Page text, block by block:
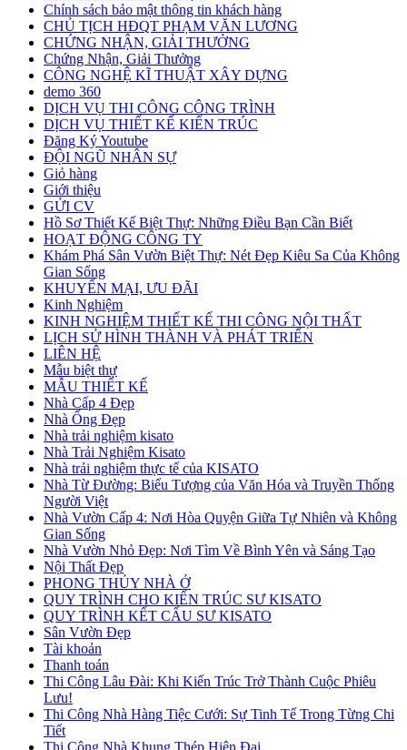
Chính sách bảo mật thông tin khách hàng
CHỦ TỊCH HĐQT PHẠM VĂN LƯƠNG
CHỨNG NHẬN, GIẢI THƯỞNG
Chứng Nhận, Giải Thưởng
CÔNG NGHỆ KĨ THUẬT XÂY DỰNG
demo 360
DỊCH VỤ THI CÔNG CÔNG TRÌNH
DỊCH VỤ THIẾT KẾ KIẾN TRÚC
Đăng Ký Youtube
ĐỘI NGŨ NHÂN SỰ
Giỏ hàng
Giới thiệu
GỬI CV
Hồ Sơ Thiết Kế Biệt Thự: Những Điều Bạn Cần Biết
HOẠT ĐỘNG CÔNG TY
Khám Phá Sân Vườn Biệt Thự: Nét Đẹp Kiêu Sa Của Không
Gian Sống
KHUYẾN MẠI, ƯU ĐÃI
Kinh Nghiệm
KINH NGHIỆM THIẾT KẾ THI CÔNG NỘI THẤT
LỊCH SỬ HÌNH THÀNH VÀ PHÁT TRIỂN
LIÊN HỆ
Mẫu biệt thự
MẪU THIẾT KẾ
Nhà Cấp 4 Đẹp
Nhà Ống Đẹp
Nhà trải nghiệm kisato
Nhà Trải Nghiệm Kisato
Nhà trải nghiệm thực tế của KISATO
Nhà Từ Đường: Biểu Tượng của Văn Hóa và Truyền Thống
Người Việt
Nhà Vườn Cấp 4: Nơi Hòa Quyện Giữa Tự Nhiên và Không
Gian Sống
Nhà Vườn Nhỏ Đẹp: Nơi Tìm Về Bình Yên và Sáng Tạo
Nội Thất Đẹp
PHONG THỦY NHÀ Ở
QUY TRÌNH CHO KIẾN TRÚC SƯ KISATO
QUY TRÌNH KẾT CẤU SƯ KISATO
Sân Vườn Đẹp
Tài khoản
Thanh toán
Thi Công Lâu Đài: Khi Kiến Trúc Trở Thành Cuộc Phiêu
Lưu!
Thi Công Nhà Hàng Tiệc Cưới: Sự Tinh Tế Trong Từng Chi
Tiết